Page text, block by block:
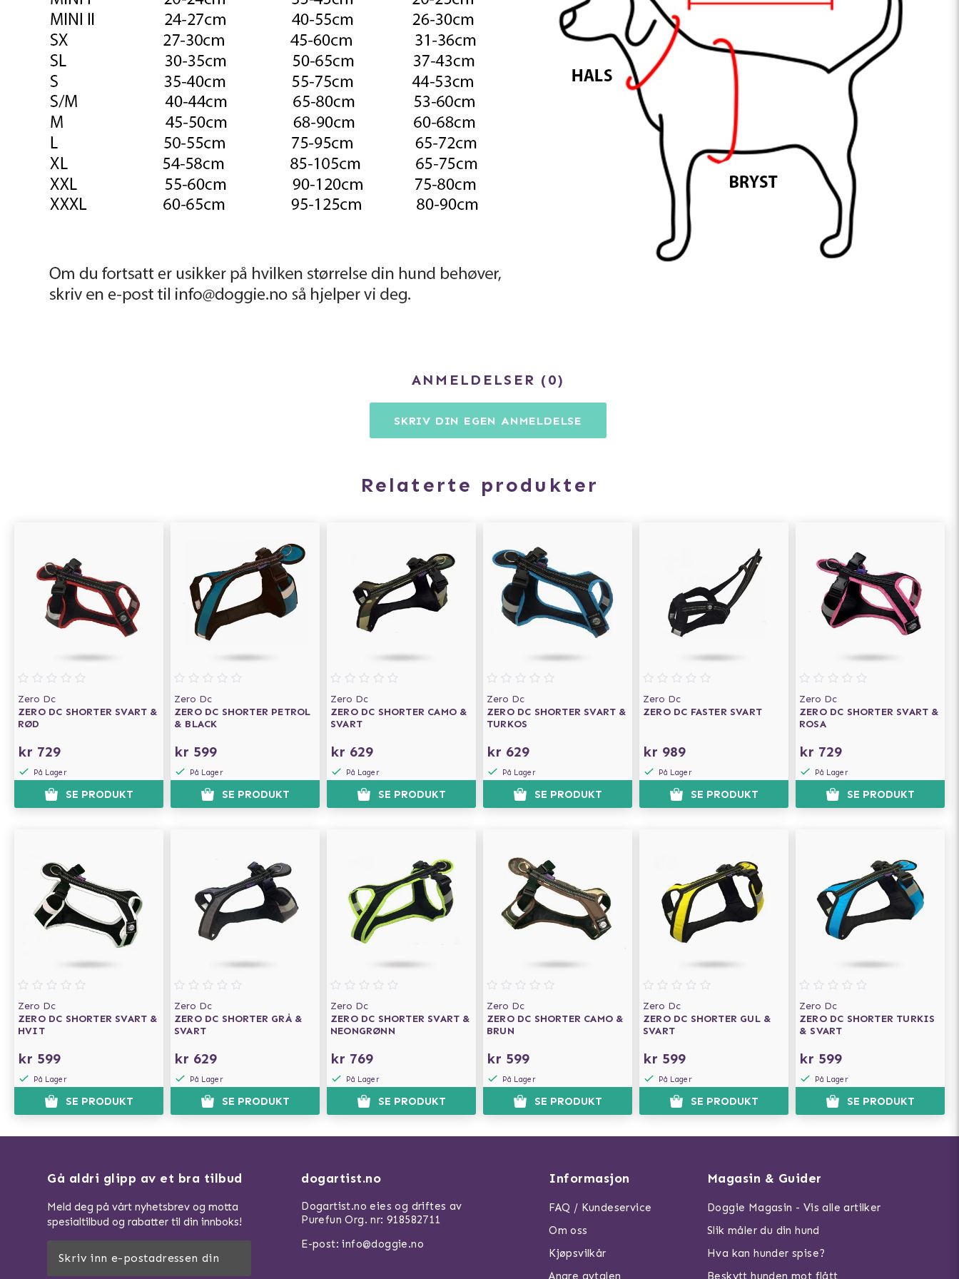
ANMELDELSER 0
SKRIV DIN EGEN ANMELDELSE
Relaterte produkter
Zero Dc
ZERO DC SHORTER SVART &
RØD
kr 729
På Lager
SE PRODUKT
Zero Dc
ZERO DC SHORTER PETROL
& BLACK
kr 599
På Lager
SE PRODUKT
Zero Dc
ZERO DC SHORTER CAMO &
SVART
kr 629
På Lager
SE PRODUKT
Zero Dc
ZERO DC SHORTER SVART &
TURKOS
kr 629
På Lager
SE PRODUKT
Zero Dc
ZERO DC FASTER SVART
kr 989
På Lager
SE PRODUKT
Zero Dc
ZERO DC SHORTER SVART &
ROSA
kr 729
På Lager
SE PRODUKT
Zero Dc
ZERO DC SHORTER SVART &
HVIT
kr 599
På Lager
SE PRODUKT
Zero Dc
ZERO DC SHORTER GRÅ &
SVART
kr 629
På Lager
SE PRODUKT
Zero Dc
ZERO DC SHORTER SVART &
NEONGRØNN
kr 769
På Lager
SE PRODUKT
Zero Dc
ZERO DC SHORTER CAMO &
BRUN
kr 599
På Lager
SE PRODUKT
Zero Dc
ZERO DC SHORTER GUL &
SVART
kr 599
På Lager
SE PRODUKT
Zero Dc
ZERO DC SHORTER TURKIS
& SVART
kr 599
På Lager
SE PRODUKT
Gå aldri glipp av et bra tilbud
Meld deg på vårt nyhetsbrev og motta
spesialtilbud og rabatter til din innboks!
dogartist.no
Dogartist.no eies og driftes av
Purefun Org. nr: 918582711
E-post: info@doggie.no
Informasjon
FAQ / Kundeservice
Om oss
Kjøpsvilkår
Angre avtalen
Magasin & Guider
Doggie Magasin - Vis alle artilker
Slik måler du din hund
Hva kan hunder spise?
Beskytt hunden mot flått